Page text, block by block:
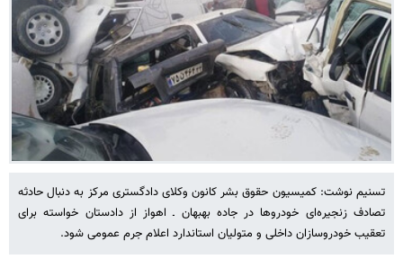
تسنیم نوشت: کمیسیون حقوق بشر کانون وکلای دادگستری مرکز به دنبال حادثه
تصادف زنجیره‌ای خودروها در جاده بهبهان ـ اهواز از دادستان خواسته برای
تعقیب خودروسازان داخلی و متولیان استاندارد اعلام جرم عمومی شود.